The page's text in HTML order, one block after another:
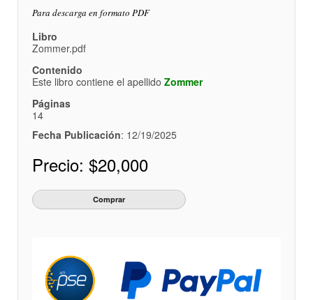
Para descarga en formato PDF
Libro
Zommer.pdf
Contenido
Este libro contiene el apellido Zommer
Páginas
14
Fecha Publicación: 12/19/2025
Precio: $20,000